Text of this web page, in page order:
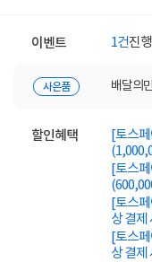
이벤트 1건진
사은품 배달의
할인혜택
[토스
[토스
[토스
상 결제
[토스
상 결제